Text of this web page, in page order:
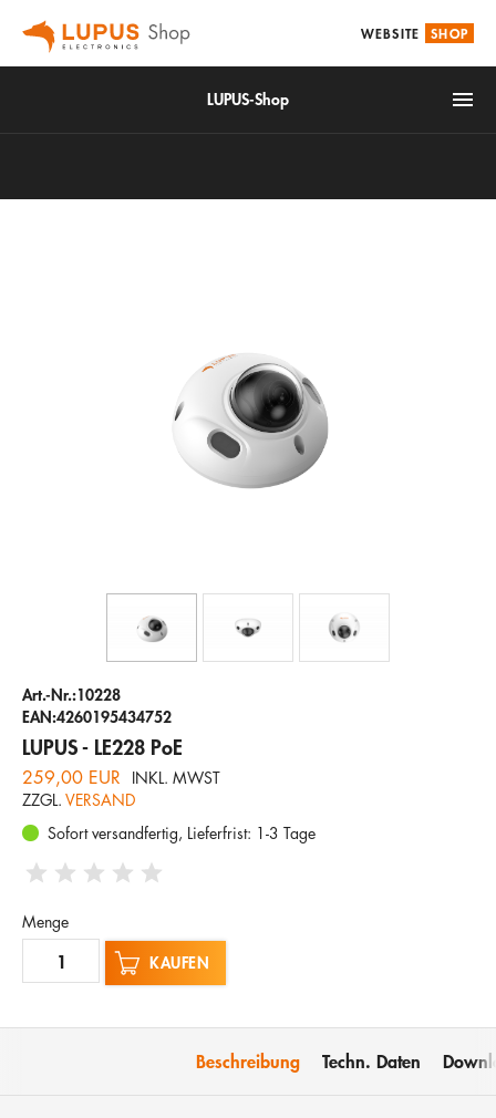
WEBSITE SHOP
LUPUS-Shop
Alarm & Smarthome
Videoüberwachung
Zubehör
Art.-Nr.:10228
EAN:4260195434752
LUPUS - LE228 PoE
259,00 EUR
INKL. MWST
ZZGL. VERSAND
Sofort versandfertig, Lieferfrist: 1-3 Tage
Menge
KAUFEN
Beschreibung Techn. Daten